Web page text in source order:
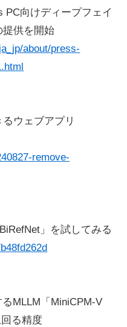
PC向けディープフェイ
提供を開始
about/press-
ウェブアプリ
remove-
」を試してみる
MLLM「MiniCPM-V
る精度